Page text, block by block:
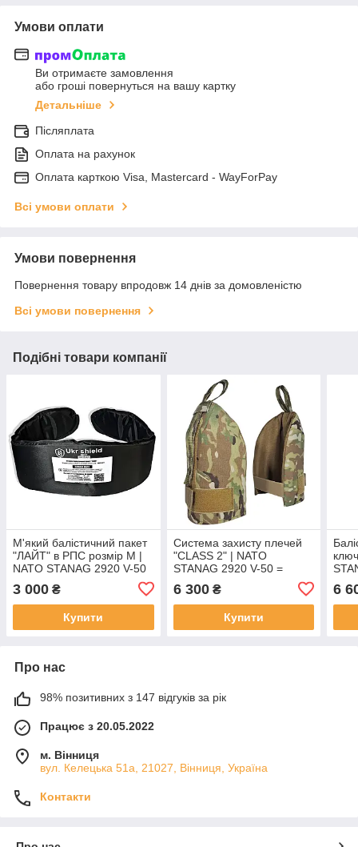
Умови оплати
Ви отримаєте замовлення
або гроші повернуться на вашу картку
Детальніше
Післяплата
Оплата на рахунок
Оплата карткою Visa, Mastercard - WayForPay
Всі умови оплати
Умови повернення
Повернення товару впродовж 14 днів за домовленістю
Всі умови повернення
Подібні товари компанії
М'який балістичний пакет
"ЛАЙТ" в РПС розмір М |
NATO STANAG 2920 V-50
3 000 ₴
Купити
Система захисту плечей
"CLASS 2" | NATO
STANAG 2920 V-50 =
750.60 м/с | Multicam | Ukr
shield
6 300₴
Купити
|6
Про нас
98% позитивних з 147 відгуків за рік
Працює з 20.05.2022
м. Вінниця
вул. Келецька 51а, 21027, Вінниця, Україна
Контакти